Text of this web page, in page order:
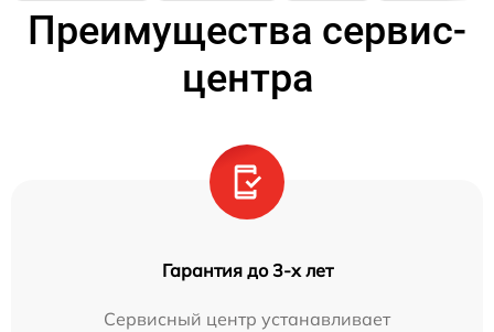
Преимущества сервис-
центра
Гарантия до 3-х лет
Сервисный центр устанавливает